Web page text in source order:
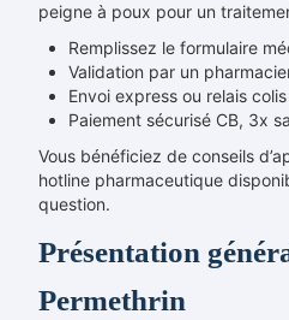
peigne à poux pour un
Remplissez le formulaire
Validation par un
Envoi express ou relais
Paiement sécurisé CB, 3x
Vous bénéficiez de conseils
hotline pharmaceutique
question.
Présentation
Permethrin